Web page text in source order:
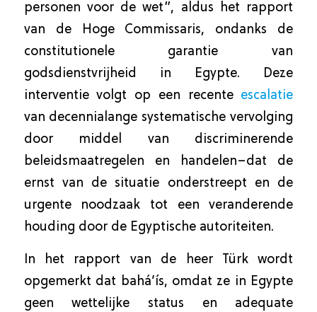
personen voor de wet”, aldus het rapport
van de Hoge Commissaris, ondanks de
constitutionele garantie van
godsdienstvrijheid in Egypte. Deze
interventie volgt op een recente escalatie
van decennialange systematische vervolging
door middel van discriminerende
beleidsmaatregelen en handelen–dat de
ernst van de situatie onderstreept en de
urgente noodzaak tot een veranderende
houding door de Egyptische autoriteiten.
In het rapport van de heer Türk wordt
opgemerkt dat bahá’ís, omdat ze in Egypte
geen wettelijke status en adequate